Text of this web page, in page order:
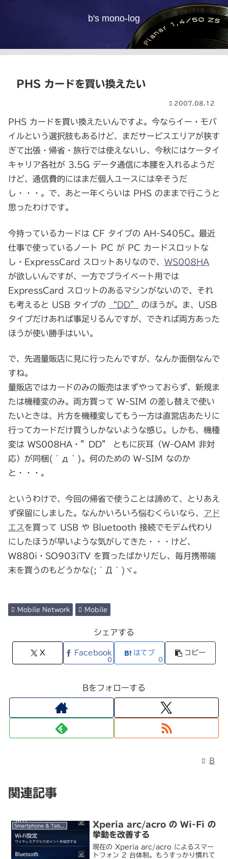
b's mono-log
PHS カードを買い換えたい
2007.08.12
PHS カードを買い換えたいんですよ。今ならイー・モバ
イルという選択肢もあるけど、まだサービスエリアが狭す
ぎて出張・帰省・旅行では使えないし、今秋にはケータイ
キャリア各社が 3.5G データ通信に本腰を入れるようだ
けど、通信費的にはまだ個人ユースには辛そうだ
し・・・。で、あと一年くらいは PHS のままで行こうと
思ったわけです。
今持っているカードは CF タイプの AH-S405C。最近
仕事で使っているノート PC が PC カードスロットな
し・ExpressCard スロットありなので、 WS008HA
が欲しいんですが、一方でプライベート用では
ExpressCard スロットのあるマシンがないので、それ
も考えると USB タイプの
“DD”
のほうが。ま、USB
タイプだけあれば事足りるんですが、できれば両方あった
ほうが使い勝手はいい。
で、先週量販店に見に行ったんですが、なんか面倒なんで
すね。
量販店ではカードのみの販売はまずやっておらず、新規ま
たは機種変のみ。両方買って W-SIM の差し替えで使い
たいときは、片方を機種変してもう一方は直営店あたりに
行ってカードだけ買うしかないような感じ。しかも、機種
変は WS008HA・”DD” ともに灰耳（W-OAM 非対
応）が同梱(´д｀)。何のための W-SIM なのか
と・・・。
というわけで、今回の帰省で使うことは諦めて、とりあえ
ず保留にしました。なんかいろいろ悩むくらいなら、 アド
エス を買って USB や Bluetooth 接続でモデム代わり
にしたほうが早いような気がしてきた・・・けど、
W880i・SO903iTV を買ったばかりだし、毎月携帯端
末を買うのもどうかな(;´Д｀)ヾ。
Mobile Network Mobile
シェアする
X Facebook
0
はてブ
0
コピー
Bをフォローする
B
関連記事
Xperia arc/acro の Wi-Fi の
挙動を改善する
現在の Xperia arc/acro によるスマー
トフォン 2 台体制。もうすっかり慣れて